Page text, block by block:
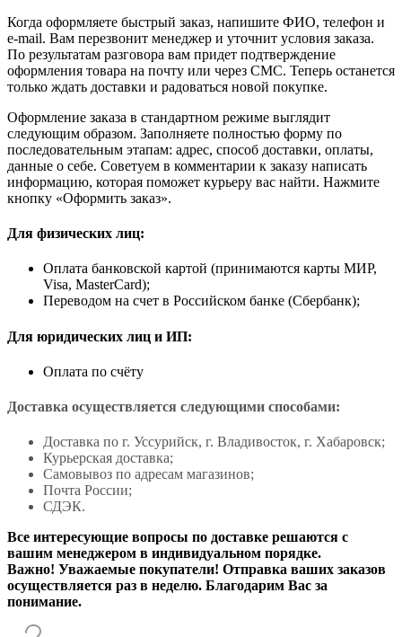
Когда оформляете быстрый заказ, напишите ФИО, телефон и
e-mail. Вам перезвонит менеджер и уточнит условия заказа.
По результатам разговора вам придет подтверждение
оформления товара на почту или через СМС. Теперь останется
только ждать доставки и радоваться новой покупке.
Оформление заказа в стандартном режиме выглядит
следующим образом. Заполняете полностью форму по
последовательным этапам: адрес, способ доставки, оплаты,
данные о себе. Советуем в комментарии к заказу написать
информацию, которая поможет курьеру вас найти. Нажмите
кнопку «Оформить заказ».
Для физических лиц:
Оплата банковской картой (принимаются карты МИР,
Visa, MasterCard);
Переводом на счет в Российском банке (Сбербанк);
Для юридических лиц и ИП:
Оплата по счёту
Доставка осуществляется следующими способами:
Доставка по г. Уссурийск, г. Владивосток, г. Хабаровск;
Курьерская доставка;
Самовывоз по адресам магазинов;
Почта России;
СДЭК.
Все интересующие вопросы по доставке решаются с
вашим менеджером в индивидуальном порядке.
Важно! Уважаемые покупатели! Отправка ваших заказов
осуществляется раз в неделю. Благодарим Вас за
понимание.